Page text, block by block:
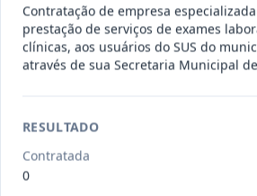
DL
Dispensa
fornecimento de
Situação:
Em Andamento
023-2026-
Contratação de empresa
prestação de serviços de exames
clínicas, aos usuários do SUS do
através de sua Secretaria Municipal
RESULTADO
Contratada
0